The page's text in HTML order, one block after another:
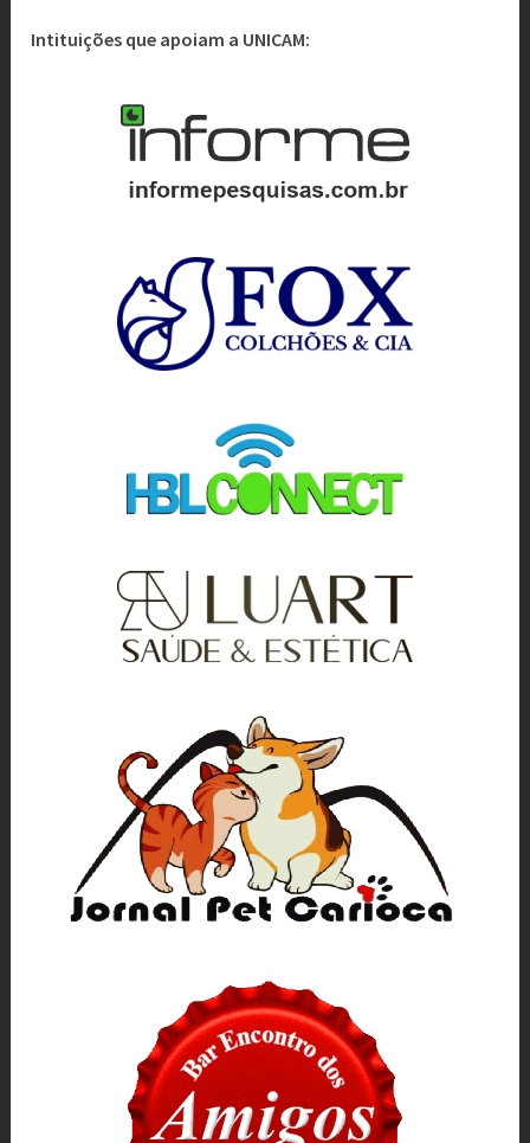
Intituições que apoiam a UNICAM: